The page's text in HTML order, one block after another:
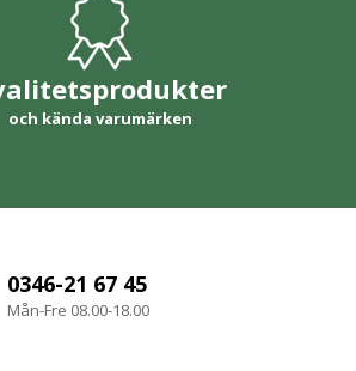
och kända varumärken
0346-21 67 45
Mån-Fre 08.00-18.00